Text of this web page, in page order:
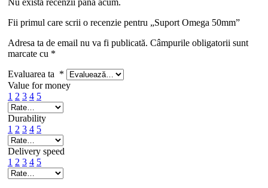
Nu există recenzii până acum.
Fii primul care scrii o recenzie pentru „Suport Omega 50mm”
Adresa ta de email nu va fi publicată. Câmpurile obligatorii sunt
marcate cu *
Evaluarea ta *
Value for money
1 2 3 4 5
Durability
1 2 3 4 5
Delivery speed
1 2 3 4 5